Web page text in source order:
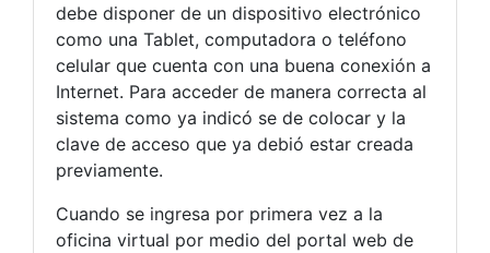
debe disponer de un dispositivo electrónico
como una Tablet, computadora o teléfono
celular que cuenta con una buena conexión a
Internet. Para acceder de manera correcta al
sistema como ya indicó se de colocar y la
clave de acceso que ya debió estar creada
previamente.
Cuando se ingresa por primera vez a la
oficina virtual por medio del portal web de